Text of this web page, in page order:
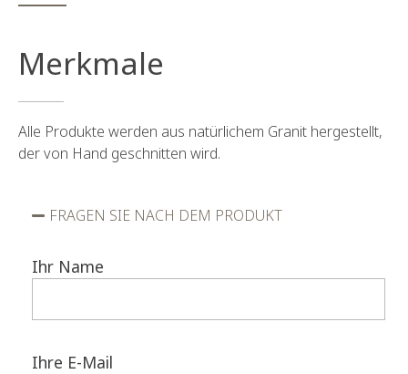
Merkmale
Alle Produkte werden aus natürlichem Granit hergestellt,
der von Hand geschnitten wird.
FRAGEN SIE NACH DEM PRODUKT
Ihr Name
Ihre E-Mail